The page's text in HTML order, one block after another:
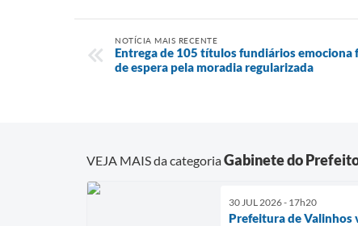
NOTÍCIA MAIS RECENTE
Entrega de 105 títulos fundiários emociona
de espera pela moradia regularizada
VEJA MAIS da categoriaGabinete do
30 JUL 2026 - 17h20
Prefeitura de Valinhos